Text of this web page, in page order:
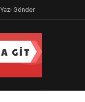
Yazı Gönder